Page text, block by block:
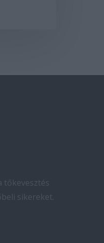
tőkevesztés
sikereket.